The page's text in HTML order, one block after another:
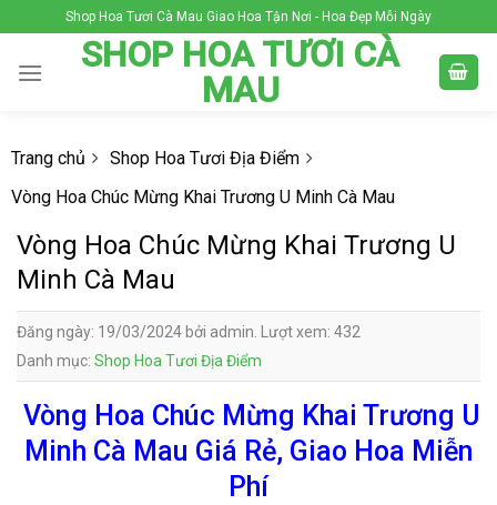
to
content
Shop Hoa Tươi Cà Mau Giao Hoa Tận Nơi - Hoa Đẹp Mỗi Ngày
SHOP HOA TƯƠI CÀ
MAU
Trang chủ
Shop Hoa Tươi Địa Điểm
Vòng Hoa Chúc Mừng Khai Trương U Minh Cà Mau
Vòng Hoa Chúc Mừng Khai Trương U
Minh Cà Mau
Đăng ngày: 19/03/2024 bởi admin. Lượt xem: 432
Danh mục: Shop Hoa Tươi Địa Điểm
Vòng Hoa Chúc Mừng Khai Trương U
Minh Cà Mau Giá Rẻ, Giao Hoa Miễn
Phí